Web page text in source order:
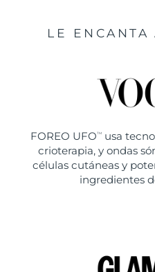
LE ENCANTA
FOREO UFO TM
usa
crioterapia, y ondas
células cutáneas y
ingredientes